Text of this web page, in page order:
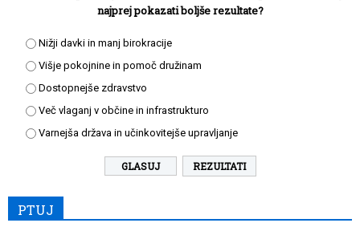
najprej pokazati boljše rezultate?
Nižji davki in manj birokracije
Višje pokojnine in pomoč družinam
Dostopnejše zdravstvo
Več vlaganj v občine in infrastrukturo
Varnejša država in učinkovitejše upravljanje
REZULTATI
PTUJ